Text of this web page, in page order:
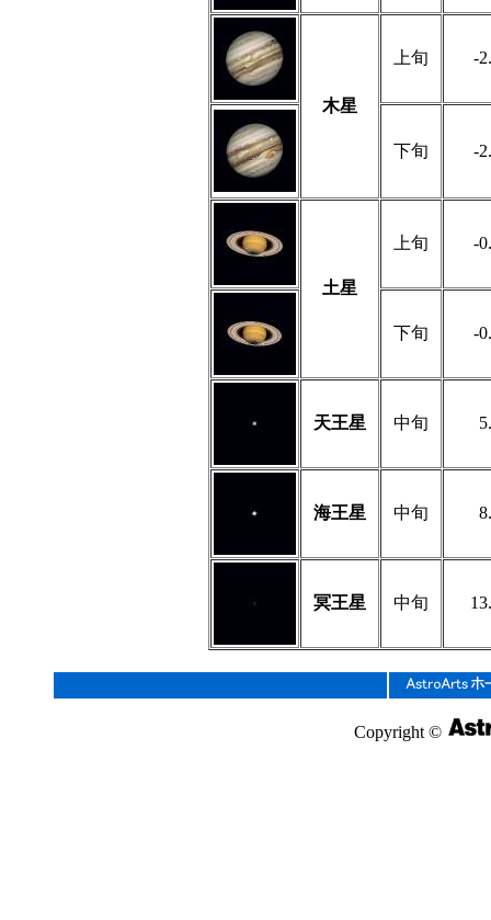
木星
上旬 -
下旬 -
土星
上旬 -
下旬 -
天王星 中旬
海王星 中旬
冥王星 中旬
Copyright ©